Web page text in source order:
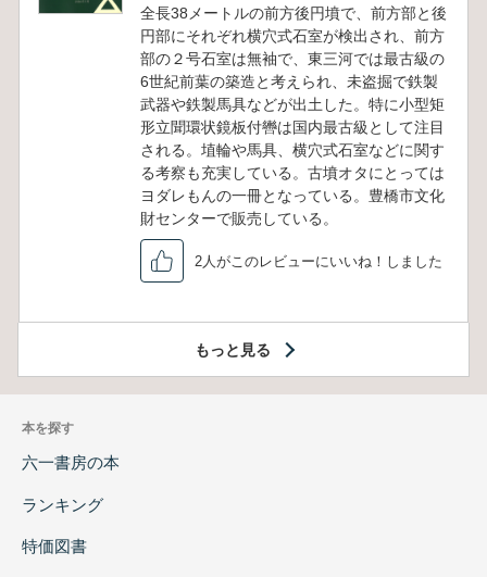
全長38メートルの前方後円墳で、前方部と後
円部にそれぞれ横穴式石室が検出され、前方
部の２号石室は無袖で、東三河では最古級の
6世紀前葉の築造と考えられ、未盗掘で鉄製
武器や鉄製馬具などが出土した。特に小型矩
形立聞環状鏡板付轡は国内最古級として注目
される。埴輪や馬具、横穴式石室などに関す
る考察も充実している。古墳オタにとっては
ヨダレもんの一冊となっている。豊橋市文化
財センターで販売している。
2人がこのレビューにいいね！しました
もっと見る
本を探す
六一書房の本
ランキング
特価図書